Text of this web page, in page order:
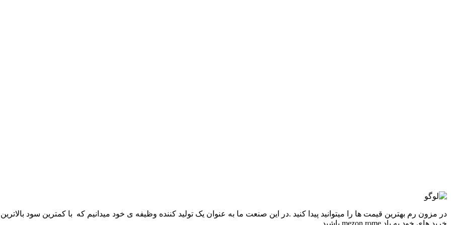
در مزون رم بهترین قیمت ها را میتوانید پیدا کنید .در این صنعت ما به عنوان یک تولید کننده وظیفه ی خود میدانیم که با کمترین سود